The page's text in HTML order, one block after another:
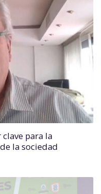
para la
la sociedad